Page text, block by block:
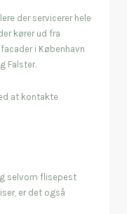
der servicerer hele
kører ud fra
i København
Falster.
at kontakte
selvom flisepest
er det også